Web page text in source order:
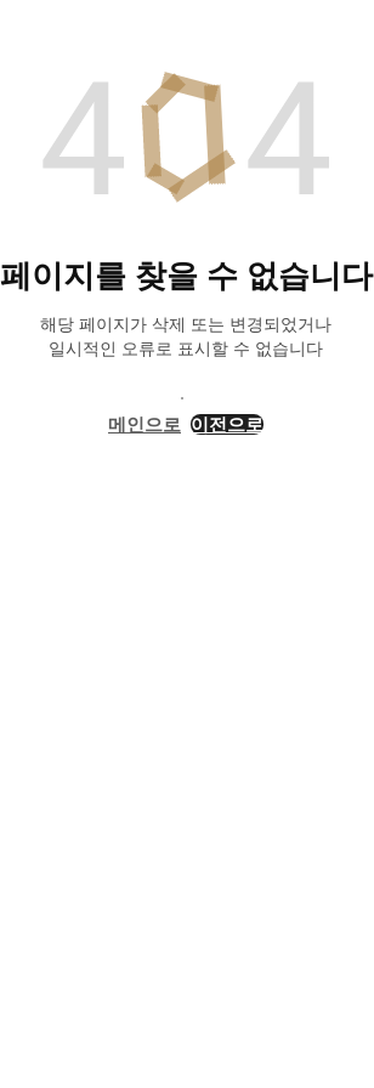
페이지를 찾을 수 없습니다
해당 페이지가 삭제 또는 변경되었거나
일시적인 오류로 표시할 수 없습니다
메인으로 이전으로